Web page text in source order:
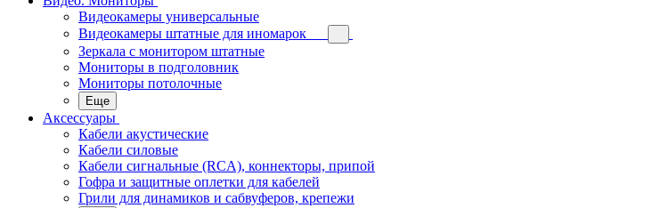
Видеокамеры универсальные
Видеокамеры штатные для иномарок
Зеркала с монитором штатные
Мониторы в подголовник
Мониторы потолочные
Еще
Аксессуары
Кабели акустические
Кабели силовые
Кабели сигнальные (RCA), коннекторы, припой
Гофра и защитные оплетки для кабелей
Грили для динамиков и сабвуферов, крепежи